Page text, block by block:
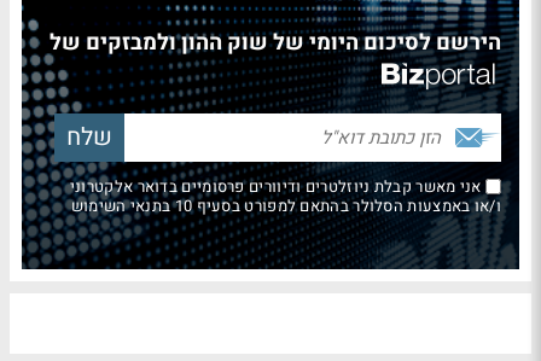
הירשם לסיכום היומי של שוק ההון ולמבזקים של
אני מאשר קבלת ניוזלטרים ודיוורים פרסומיים בדואר אלקטרוני
ו/או באמצעות הסלולר בהתאם למפורט בסעיף 10 בתנאי השימוש